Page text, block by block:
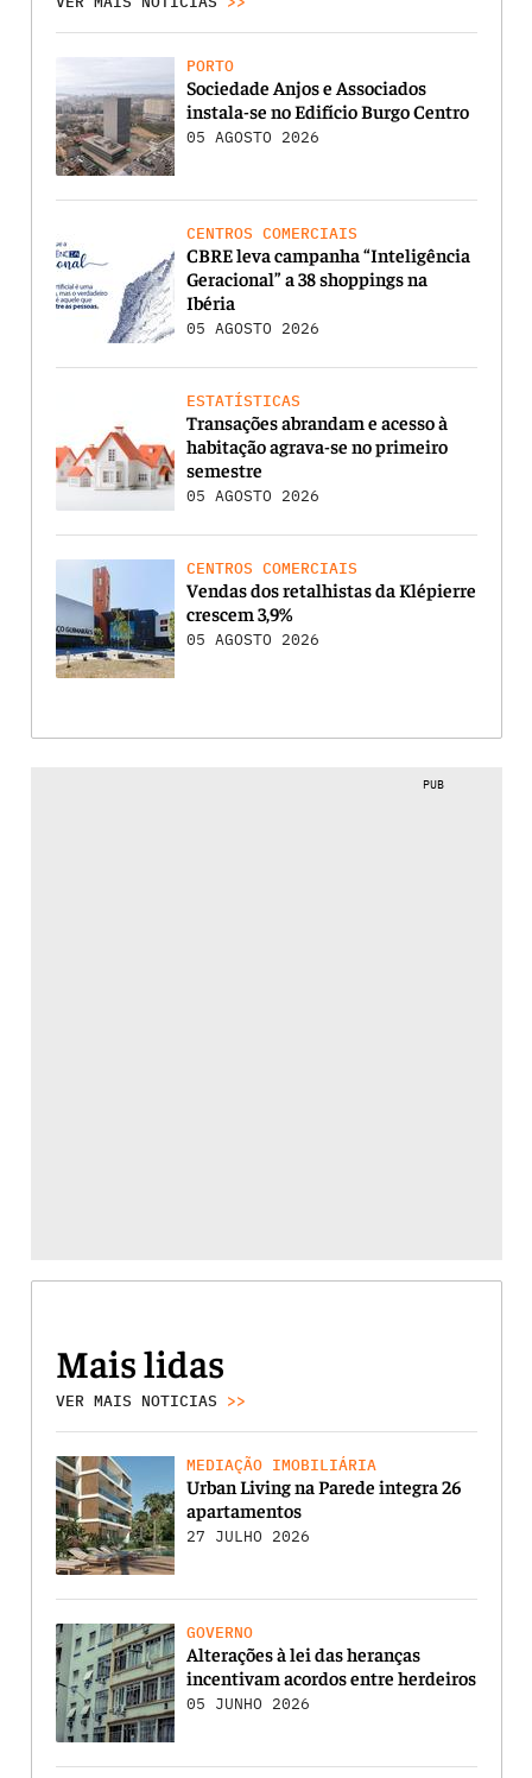
PORTO
Sociedade Anjos e Associados
instala-se no Edifício Burgo Centro
05 AGOSTO 2026
CENTROS COMERCIAIS
CBRE leva campanha “Inteligência
Geracional” a 38 shoppings na
Ibéria
05 AGOSTO 2026
ESTATÍSTICAS
Transações abrandam e acesso à
habitação agrava-se no primeiro
semestre
05 AGOSTO 2026
CENTROS COMERCIAIS
Vendas dos retalhistas da Klépierre
crescem 3,9%
05 AGOSTO 2026
PUB
Mais lidas
VER MAIS NOTICIAS >>
MEDIAÇÃO IMOBILIÁRIA
Urban Living na Parede integra 26
apartamentos
27 JULHO 2026
GOVERNO
Alterações à lei das heranças
incentivam acordos entre herdeiros
05 JUNHO 2026